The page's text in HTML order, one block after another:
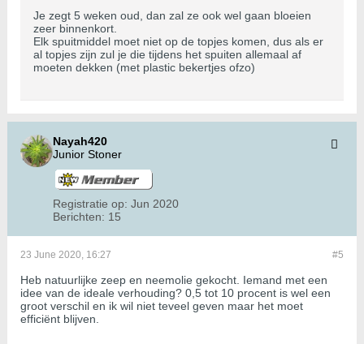
Je zegt 5 weken oud, dan zal ze ook wel gaan bloeien
zeer binnenkort.
Elk spuitmiddel moet niet op de topjes komen, dus als er
al topjes zijn zul je die tijdens het spuiten allemaal af
moeten dekken (met plastic bekertjes ofzo)
Nayah420
Junior Stoner
Registratie op: Jun 2020
Berichten: 15
#5
23 June 2020, 16:27
Heb natuurlijke zeep en neemolie gekocht. Iemand met een
idee van de ideale verhouding? 0,5 tot 10 procent is wel een
groot verschil en ik wil niet teveel geven maar het moet
efficiënt blijven.